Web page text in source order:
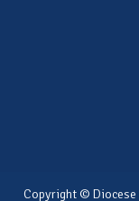
Copyright © Diocese